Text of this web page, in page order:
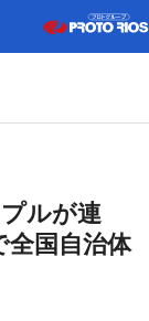
ルが連
国自治体